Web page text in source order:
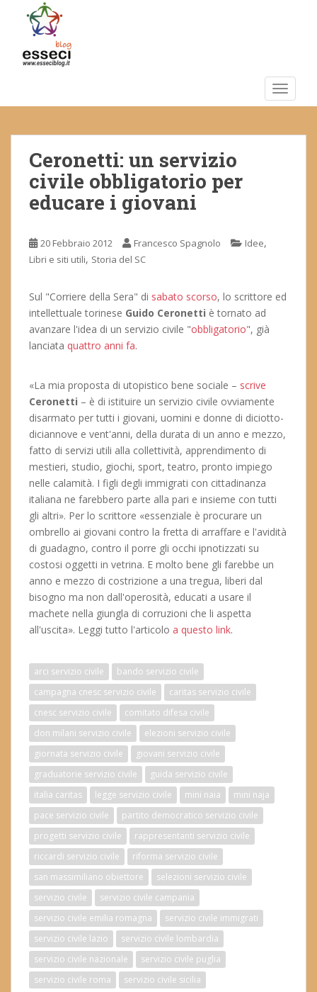
m
Ceronetti: un servizio
civile obbligatorio per
educare i giovani
20 Febbraio 2012 Francesco Spagnolo Idee,
Libri e siti utili, Storia del SC
Sul "Corriere della Sera" di sabato scorso, lo scrittore ed
intellettuale torinese Guido Ceronetti è tornato ad
avanzare l'idea di un servizio civile "obbligatorio", già
lanciata quattro anni fa.
«La mia proposta di utopistico bene sociale – scrive
Ceronetti – è di istituire un servizio civile ovviamente
disarmato per tutti i giovani, uomini e donne di diciotto-
diciannove e vent'anni, della durata di un anno e mezzo,
fatto di servizi utili alla collettività, apprendimento di
mestieri, studio, giochi, sport, teatro, pronto impiego
nelle calamità. I figli degli immigrati con cittadinanza
italiana ne farebbero parte alla pari e insieme con tutti
gli altri». Per lo scrittore «essenziale è procurare un
ombrello ai giovani contro la fretta di arraffare e l'avidità
di guadagno, contro il porre gli occhi ipnotizzati su
costosi oggetti in vetrina. E molto bene gli farebbe un
anno e mezzo di costrizione a una tregua, liberi dal
bisogno ma non dall'operosità, educati a usare il
machete nella giungla di corruzioni che li aspetta
all'uscita». Leggi tutto l'articolo a questo link.
arci servizio civile
bando servizio civile
campagna cnesc servizio civile
caritas servizio civile
cnesc servizio civile
comitato difesa civile
don milani servizio civile
elezioni servizio civile
giornata servizio civile
giovani servizio civile
graduatorie servizio civile
guida servizio civile
italia caritas
legge servizio civile mini naia
mini naja
pace servizio civile
partito democratico servizio civile
progetti servizio civile
rappresentanti servizio civile
riccardi servizio civile
riforma servizio civile
san massimiliano obiettore
selezioni servizio civile
servizio civile
servizio civile campania
servizio civile emilia romagna
servizio civile immigrati
servizio civile lazio
servizio civile lombardia
servizio civile nazionale
servizio civile puglia
servizio civile roma
servizio civile sicilia